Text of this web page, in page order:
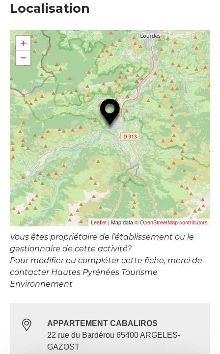
Localisation
+
−
Leaflet | Map data © OpenStreetMap contributors
Vous êtes propriétaire de l’établissement ou le
gestionnaire de cette activité?
Pour modifier ou compléter cette fiche, merci de
contacter Hautes Pyrénées Tourisme
Environnement
APPARTEMENT CABALIROS
22 rue du Bardérou 65400 ARGELES-
GAZOST